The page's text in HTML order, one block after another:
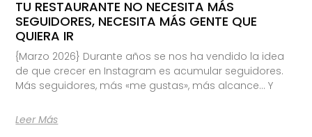
TU RESTAURANTE NO NECESITA MÁS
SEGUIDORES, NECESITA MÁS GENTE QUE
QUIERA IR
{Marzo 2026} Durante años se nos ha vendido la idea
de que crecer en Instagram es acumular seguidores.
Más seguidores, más «me gustas», más alcance… Y
Leer Más